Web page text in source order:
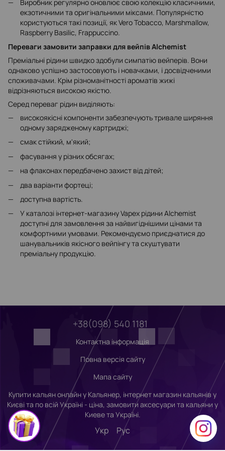
Виробник регулярно оновлює свою колекцію класичними,
екзотичними та оригінальними міксами. Популярністю
користуються такі позиції, як Vero Tobacco, Marshmallow,
Raspberry Basilic, Frappuccino.
Переваги замовити заправки для вейпів Alchemist
Преміальні рідини швидко здобули симпатію вейперів. Вони
однаково успішно застосовують і новачками, і досвідченими
споживачами. Крім різноманітності ароматів жижі
відрізняються високою якістю.
Серед переваг рідин виділяють:
високоякісні компоненти забезпечують тривале ширяння
одному зарядженому картриджі;
смак стійкий, м'який;
фасування у різних обсягах;
на флаконах передбачено захист від дітей;
два варіанти фортеці;
доступна вартість.
У каталозі інтернет-магазину Vapex рідини Alchemist
доступні для замовлення за найвигіднішими цінами та
комфортними умовами. Рекомендуємо приєднатися до
шанувальників якісного вейпінгу та скуштувати
преміальну продукцію.
+38(098) 540 1181
Контактна інформація
Повна версія сайту
Мапа сайту
Купити кальян онлайн у Кальянер, інтернет магазин кальянів у
Києві та по всій Україні - ціна, замовити аксесуари та кальяни у
Киеве та Україні.
Укр Рус